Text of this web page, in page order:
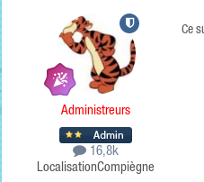
Administreurs
16,8k
LocalisationCompiègne
Ce